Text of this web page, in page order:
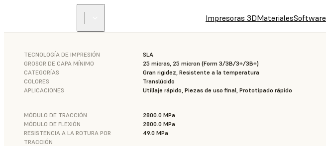
Impresoras 3DMaterialesSoftware
TECNOLOGÍA DE IMPRESIÓN
SLA
GROSOR DE CAPA MÍNIMO
25 micras, 25 micron (Form 3/3B/3+/3B+)
CATEGORÍAS
Gran rigidez, Resistente a la temperatura
COLORES
Translúcido
APLICACIONES
Utillaje rápido, Piezas de uso final, Prototipado rápido
MÓDULO DE TRACCIÓN
2800.0 MPa
MÓDULO DE FLEXIÓN
2800.0 MPa
RESISTENCIA A LA ROTURA POR
TRACCIÓN
49.0 MPa